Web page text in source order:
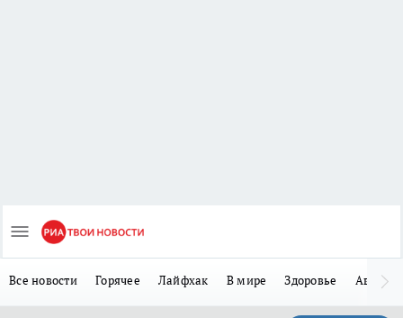
Все новости Горячее Лайфхак В мире Здоровье Авто